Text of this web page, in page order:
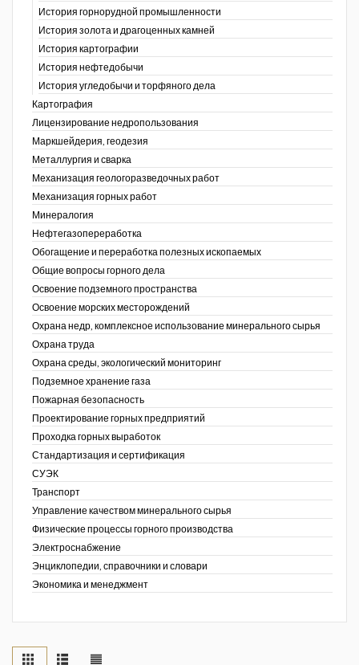
История горнорудной промышленности
История золота и драгоценных камней
История картографии
История нефтедобычи
История угледобычи и торфяного дела
Картография
Лицензирование недропользования
Маркшейдерия, геодезия
Металлургия и сварка
Механизация геологоразведочных работ
Механизация горных работ
Минералогия
Нефтегазопереработка
Обогащение и переработка полезных ископаемых
Общие вопросы горного дела
Освоение подземного пространства
Освоение морских месторождений
Охрана недр, комплексное использование минерального сырья
Охрана труда
Охрана среды, экологический мониторинг
Подземное хранение газа
Пожарная безопасность
Проектирование горных предприятий
Проходка горных выработок
Стандартизация и сертификация
СУЭК
Транспорт
Управление качеством минерального сырья
Физические процессы горного производства
Электроснабжение
Энциклопедии, справочники и словари
Экономика и менеджмент